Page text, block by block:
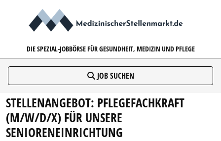
DIE SPEZIAL-JOBBÖRSE FÜR GESUNDHEIT, MEDIZIN UND PFLEGE
JOB SUCHEN
STELLENANGEBOT: PFLEGEFACHKRAFT
(M/W/D/X) FÜR UNSERE
SENIORENEINRICHTUNG